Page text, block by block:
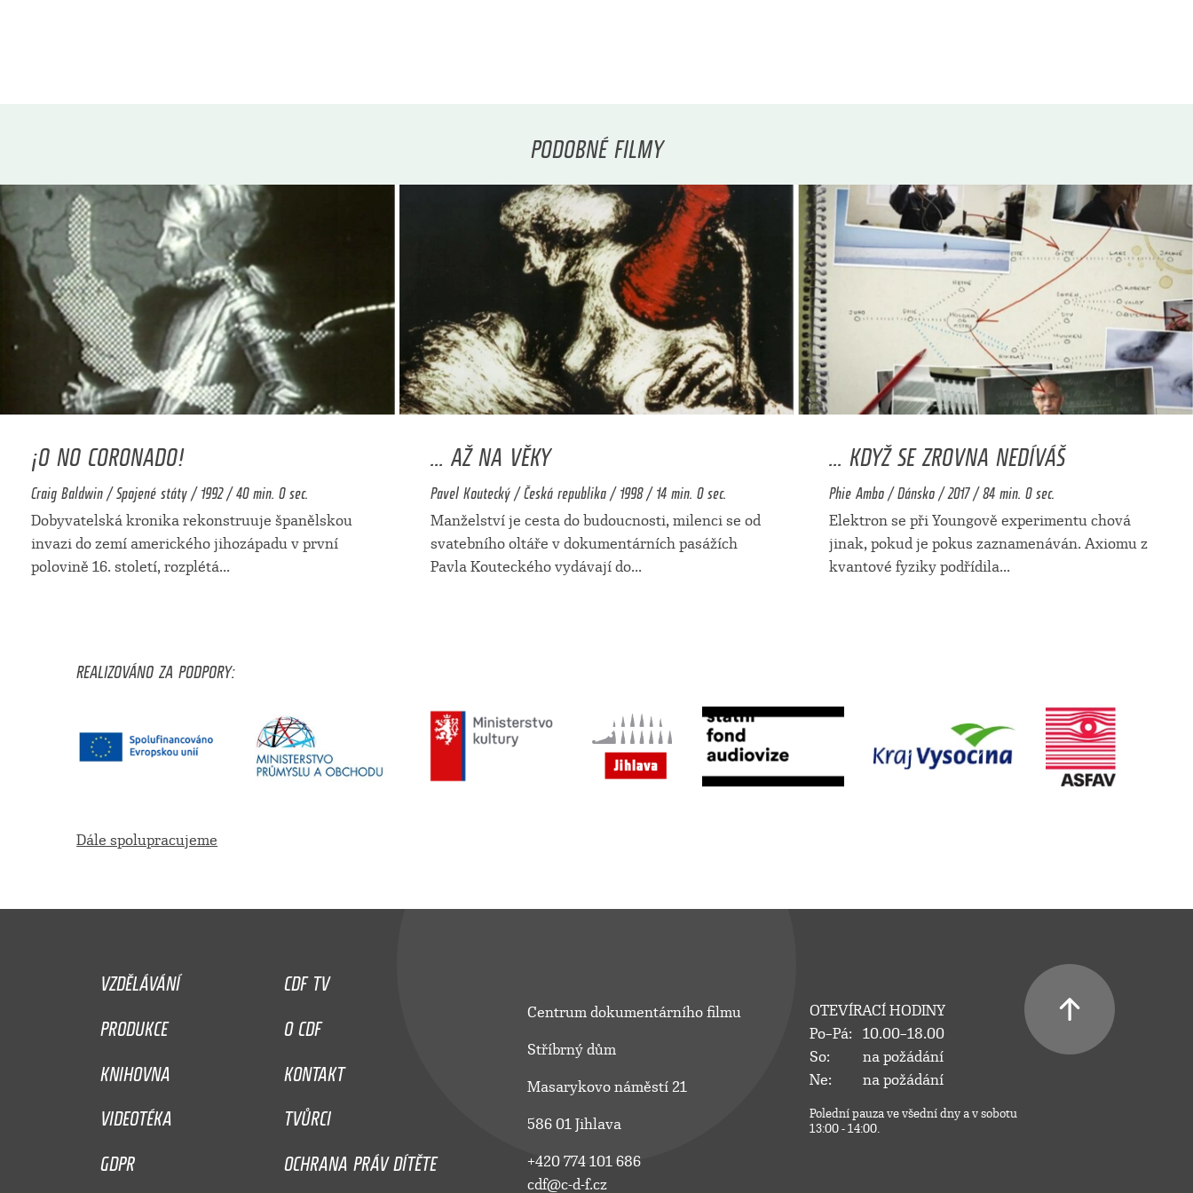
PODOBNÉ FILMY
¡O NO CORONADO!
Craig Baldwin / Spojené státy / 1992 / 40 min. 0 sec.
Dobyvatelská kronika rekonstruuje španělskou
invazi do zemí amerického jihozápadu v první
polovině 16. století, rozplétá...
... AŽ NA VĚKY
Pavel Koutecký / Česká republika / 1998 / 14 min. 0 sec.
Manželství je cesta do budoucnosti, milenci se od
svatebního oltáře v dokumentárních pasážích
Pavla Kouteckého vydávají do...
... KDYŽ SE ZROVNA NEDÍVÁŠ
Phie Ambo / Dánsko / 2017 / 84 min. 0 sec.
Elektron se při Youngově experimentu chová
jinak, pokud je pokus zaznamenáván. Axiomu z
kvantové fyziky podřídila...
REALIZOVÁNO ZA PODPORY:
Dále spolupracujeme
VZDĚLÁVÁNÍ
CDF TV
PRODUKCE
O CDF
KNIHOVNA
KONTAKT
VIDEOTÉKA
TVŮRCI
GDPR
OCHRANA PRÁV DÍTĚTE
Centrum dokumentárního filmu
Stříbrný dům
Masarykovo náměstí 21
586 01 Jihlava
+420 774 101 686
cdf@c-d-f.cz
OTEVÍRACÍ HODINY
Po–Pá:
10.00–18.00
So:
na požádání
Ne:
na požádání
Polední pauza ve všední dny a v sobotu
13:00 - 14:00.